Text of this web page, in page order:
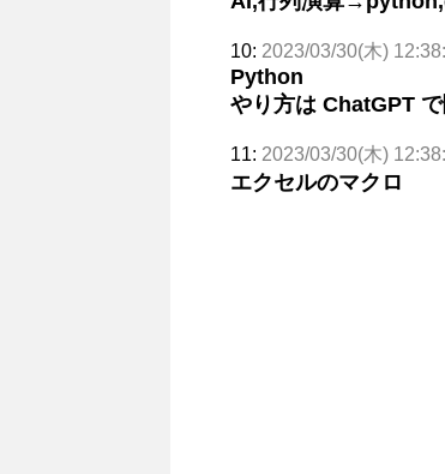
10: 2023/03/30(木)
Python
やり方は ChatGPT
11: 2023/03/30(木)
エクセルのマクロ